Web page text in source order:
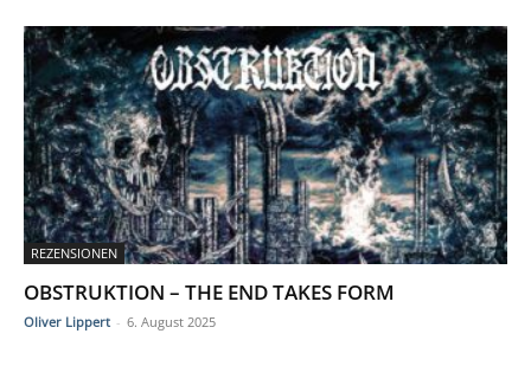
REZENSIONEN
OBSTRUKTION – THE END TAKES FORM
Oliver Lippert - 6. August 2025